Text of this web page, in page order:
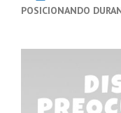
POSICIONANDO